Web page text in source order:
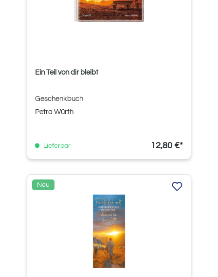
Ein Teil von dir bleibt
Geschenkbuch
Petra Würth
Lieferbar 12,80 €*
Neu